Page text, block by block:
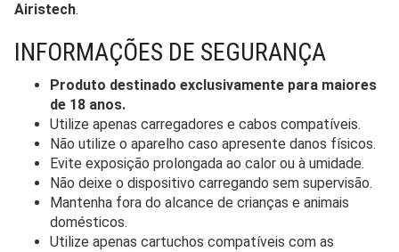
Airistech.
INFORMAÇÕES DE SEGURANÇA
Produto destinado exclusivamente para maiores
de 18 anos.
Utilize apenas carregadores e cabos compatíveis.
Não utilize o aparelho caso apresente danos físicos.
Evite exposição prolongada ao calor ou à umidade.
Não deixe o dispositivo carregando sem supervisão.
Mantenha fora do alcance de crianças e animais
domésticos.
Utilize apenas cartuchos compatíveis com as